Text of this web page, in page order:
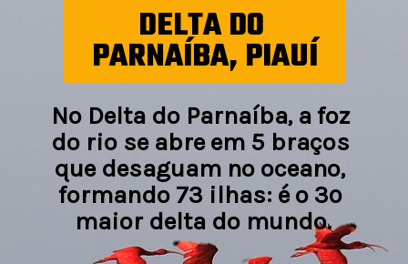
DELTA DO
PARNAÍBA, PIAUÍ
No Delta do Parnaíba, a foz
do rio se abre em 5 braços
que desaguam no oceano,
formando 73 ilhas: é o 3º
maior delta do mundo.